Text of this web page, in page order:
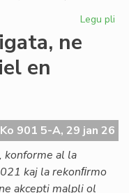
Legu pli
ne
en
901 5-A, 29 jan 26
konforme al la
kaj la rekonﬁrmo
akcepti malpli ol